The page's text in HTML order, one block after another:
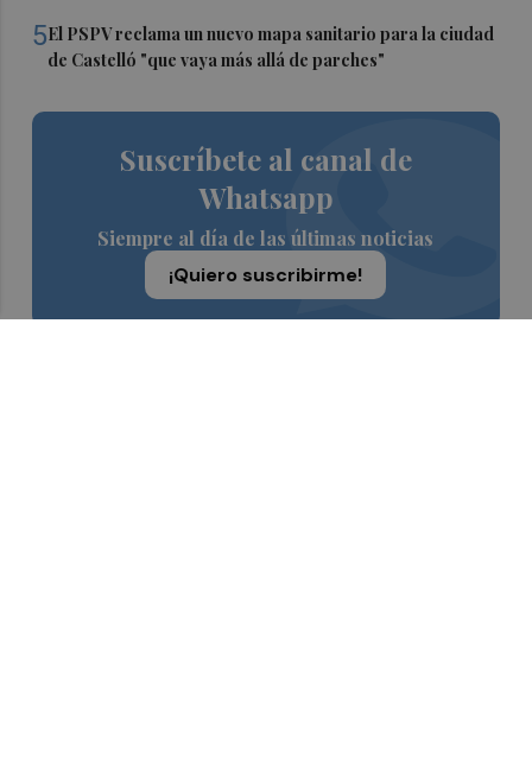
5El PSPV reclama un nuevo mapa sanitario para la ciudad
de Castelló "que vaya más allá de parches"
Suscríbete al canal de
Whatsapp
Siempre al día de las últimas noticias
¡Quiero suscribirme!